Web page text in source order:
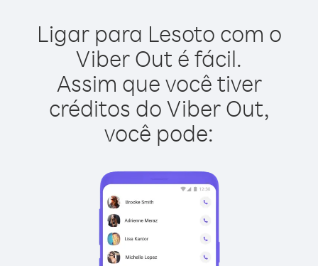
Ligar para Lesoto com o
Viber Out é fácil.
Assim que você tiver
créditos do Viber Out,
você pode: